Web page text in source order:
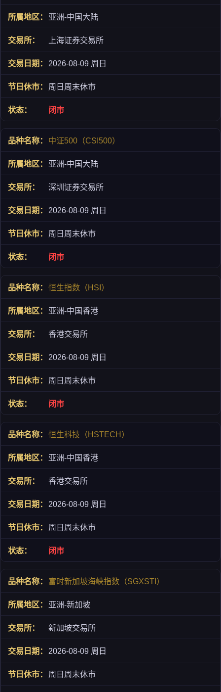
亚洲-中国大陆
上海证券交易所
2026-08-09 周日
周日周末休市
闭市
中证500（CSI500）
亚洲-中国大陆
深圳证券交易所
2026-08-09 周日
周日周末休市
闭市
恒生指数（HSI）
亚洲-中国香港
香港交易所
2026-08-09 周日
周日周末休市
闭市
恒生科技（HSTECH）
亚洲-中国香港
香港交易所
2026-08-09 周日
周日周末休市
闭市
富时新加坡海峡指数（SGXSTI）
亚洲-新加坡
新加坡交易所
2026-08-09 周日
周日周末休市